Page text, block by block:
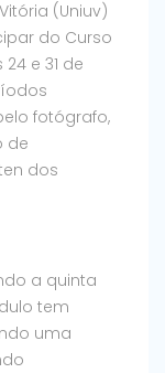
(Uniuv)
do Curso
e 31 de
fotógrafo,
de
dos
a quinta
tem
uma